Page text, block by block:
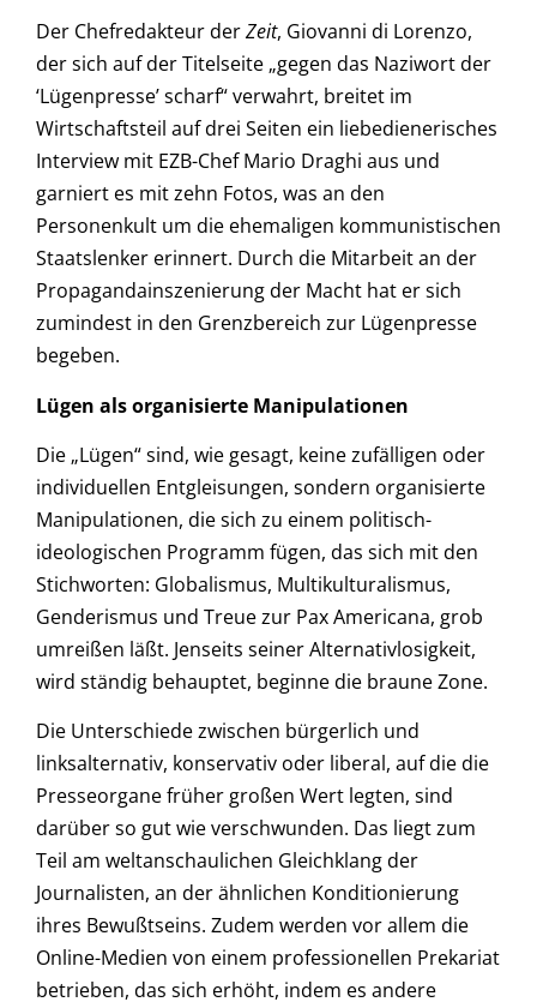
Der Chefredakteur derZeit, Giovanni di Lorenzo,
der sich auf der Titelseite „gegen das Naziwort der
‘Lügenpresse’ scharf“ verwahrt, breitet im
Wirtschaftsteil auf drei Seiten ein liebedienerisches
Interview mit EZB-Chef Mario Draghi aus und
garniert es mit zehn Fotos, was an den
Personenkult um die ehemaligen kommunistischen
Staatslenker erinnert. Durch die Mitarbeit an der
Propagandainszenierung der Macht hat er sich
zumindest in den Grenzbereich zur Lügenpresse
begeben.
Lügen als organisierte Manipulationen
Die „Lügen“ sind, wie gesagt, keine zufälligen oder
individuellen Entgleisungen, sondern organisierte
Manipulationen, die sich zu einem politisch-
ideologischen Programm fügen, das sich mit den
Stichworten: Globalismus, Multikulturalismus,
Genderismus und Treue zur Pax Americana, grob
umreißen läßt. Jenseits seiner Alternativlosigkeit,
wird ständig behauptet, beginne die braune Zone.
Die Unterschiede zwischen bürgerlich und
linksalternativ, konservativ oder liberal, auf die die
Presseorgane früher großen Wert legten, sind
darüber so gut wie verschwunden. Das liegt zum
Teil am weltanschaulichen Gleichklang der
Journalisten, an der ähnlichen Konditionierung
ihres Bewußtseins. Zudem werden vor allem die
Online-Medien von einem professionellen Prekariat
betrieben, das sich erhöht, indem es andere